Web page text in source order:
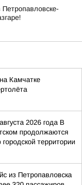
Петропавловске-
Камчатке
2026 года В
продолжаются
территории
из Петропавловска